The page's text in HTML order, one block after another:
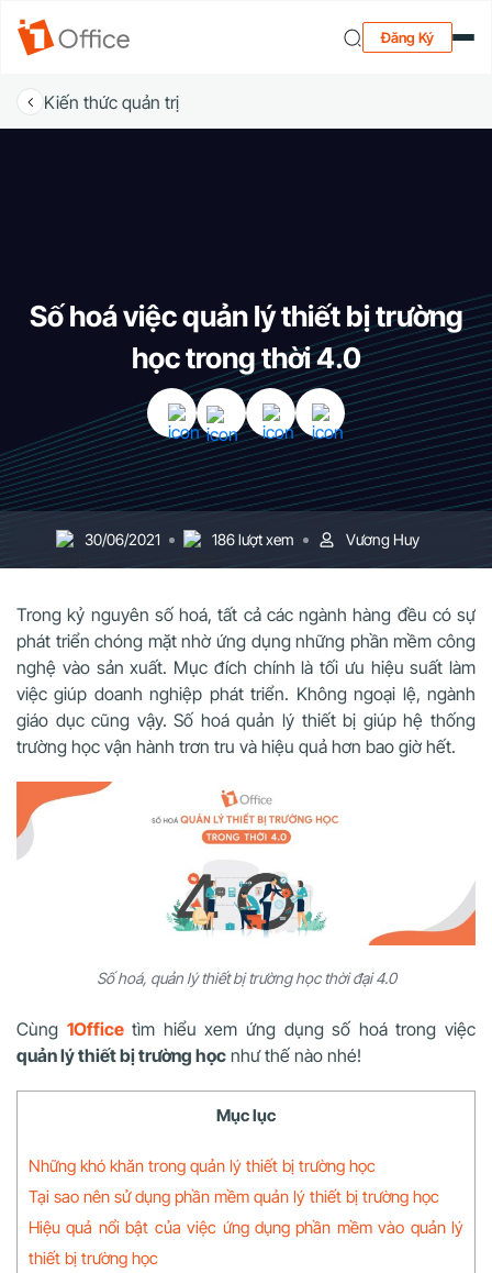
Đăng Ký
Kiến thức quản trị
Số hoá việc quản lý thiết bị trường
học trong thời 4.0
30/06/2021 186 lượt xem Vương Huy
Trong kỷ nguyên số hoá, tất cả các ngành hàng đều có sự
phát triển chóng mặt nhờ ứng dụng những phần mềm công
nghệ vào sản xuất. Mục đích chính là tối ưu hiệu suất làm
việc giúp doanh nghiệp phát triển. Không ngoại lệ, ngành
giáo dục cũng vậy. Số hoá quản lý thiết bị giúp hệ thống
trường học vận hành trơn tru và hiệu quả hơn bao giờ hết.
Số hoá, quản lý thiết bị trường học thời đại 4.0
Cùng 1Officetìm hiểu xem ứng dụng số hoá trong việc
quản lý thiết bị trường học như thế nào nhé!
Mục lục
Những khó khăn trong quản lý thiết bị trường học
Tại sao nên sử dụng phần mềm quản lý thiết bị trường học
Hiệu quả nổi bật của việc ứng dụng phần mềm vào quản lý
thiết bị trường học